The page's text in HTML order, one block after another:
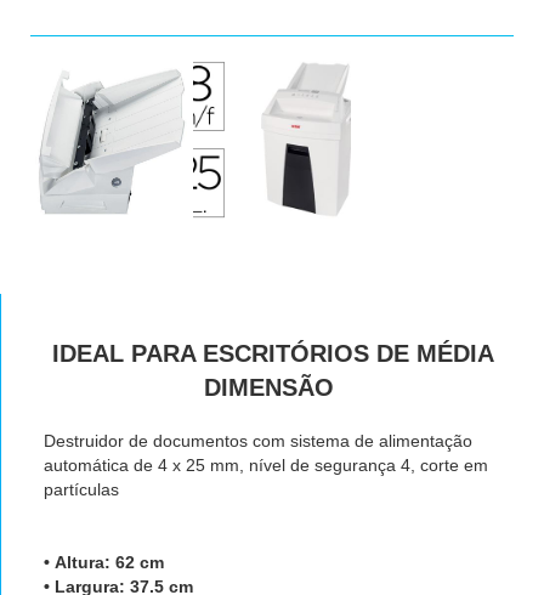
IDEAL PARA ESCRITÓRIOS DE MÉDIA
DIMENSÃO
Destruidor de documentos com sistema de alimentação
automática de 4 x 25 mm, nível de segurança 4, corte em
partículas
• Altura: 62 cm
• Largura: 37.5 cm